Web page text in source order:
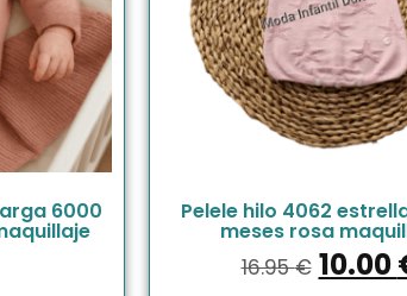
6000 Pelele hilo 4062
meses rosa
16.95€ 10.00